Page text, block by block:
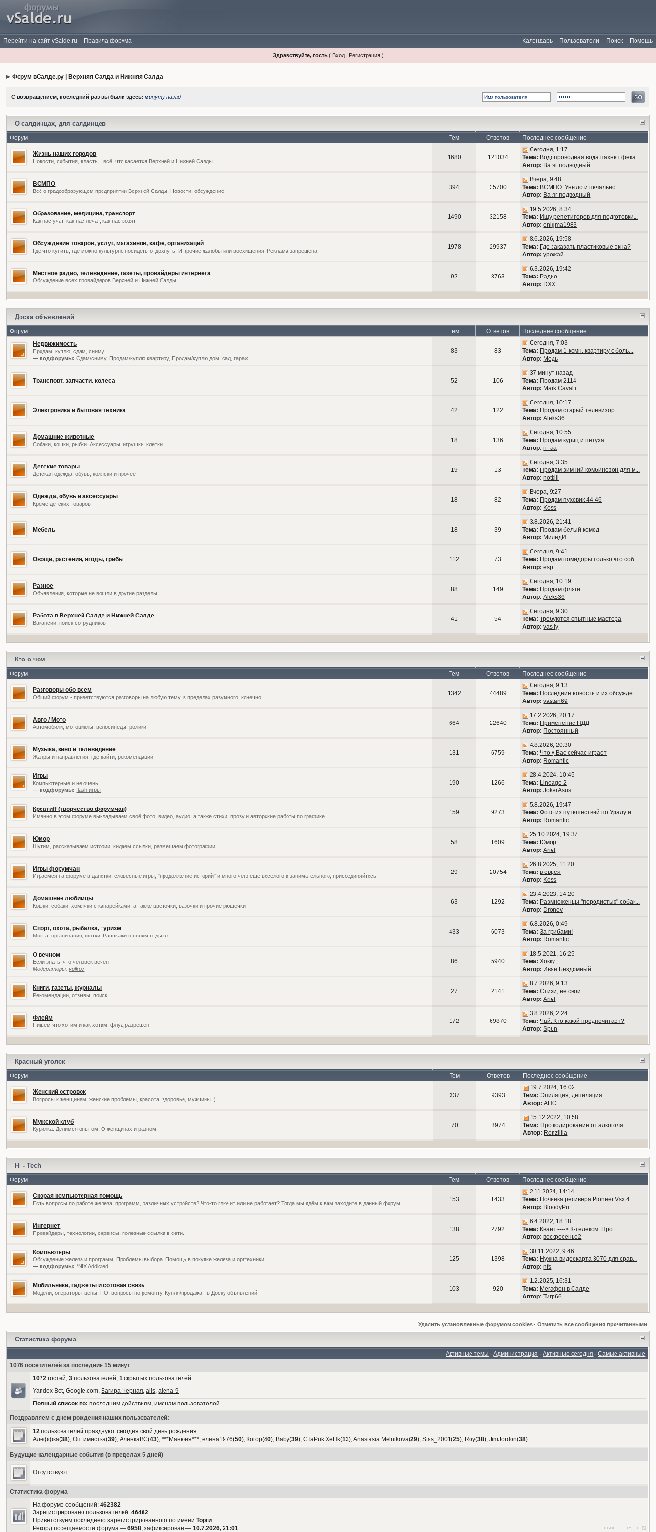
Перейти на сайт vSalde.ru Правила форума Помощь
Поиск
Пользователи
Календарь
Здравствуйте, гость( Вход| Регистрация)
Форум вСалде.ру | Верхняя Салда и Нижняя Салда
С возвращением, последний раз вы были здесь:минуту назад
О салдинцах, для салдинцев
Форум Тем Ответов Последнее сообщение
Жизнь наших городов
Новости, события, власть... всё, что касается Верхней и Нижней Салды
1680 121034
Сегодня, 1:17
Тема: Водопроводная вода пахнет фека...
Автор: Ва яг подводный
ВСМПО
Всё о градообразующем предприятии Верхней Салды. Новости, обсуждение
394 35700
Вчера, 9:48
Тема: ВСМПО. Уныло и печально
Автор: Ва яг подводный
Образование, медицина, транспорт
Как нас учат, как нас лечат, как нас возят
1490 32158
19.5.2026, 8:34
Тема: Ищу репетиторов для подготовки...
Автор: enigma1983
Обсуждение товаров, услуг, магазинов, кафе, организаций
Где что купить, где можно культурно посидеть-отдохнуть. И прочие жалобы или восхищения. Реклама запрещена
1978 29937
8.6.2026, 19:58
Тема: Где заказать пластиковые окна?
Автор: урожай
Местное радио, телевидение, газеты, провайдеры интернета
Обсуждение всех провайдеров Верхней и Нижней Салды
92 8763
6.3.2026, 19:42
Тема: Радио
Автор: DXX
Доска объявлений
Форум Тем Ответов
Последнее сообщение
Недвижимость
Продам, куплю, сдам, сниму
— подфорумы: Сдам/сниму, Продам/куплю квартиру, Продам/куплю дом, сад, гараж
83 83
Сегодня, 7:03
Тема: Продам 1-комн. квартиру с боль...
Автор: Медь
Транспорт, запчасти, колеса 52 106
37 минут назад
Тема: Продам 2114
Автор: Mark Cavalli
Электроника и бытовая техника 42 122
Сегодня, 10:17
Тема: Продам старый телевизор
Автор: Aleks36
Домашние животные
Собаки, кошки, рыбки. Аксессуары, игрушки, клетки
18 136
Сегодня, 10:55
Тема: Продам куриц и петуха
Автор: n_aa
Детские товары
Детская одежда, обувь, коляски и прочее
19 13
Сегодня, 3:35
Тема: Продам зимний комбинезон для м...
Автор: notkill
Одежда, обувь и аксессуары
Кроме детских товаров
18 82
Вчера, 9:27
Тема: Продам пуховик 44-46
Автор: Koss
Мебель 18 39
3.8.2026, 21:41
Тема: Продам белый комод
Автор: МиледИ..
Овощи, растения, ягоды, грибы 112 73
Сегодня, 9:41
Тема: Продам помидоры только что соб...
Автор: esp
Разное
Объявления, которые не вошли в другие разделы
88 149
Сегодня, 10:19
Тема: Продам фляги
Автор: Aleks36
Работа в Верхней Салде и Нижней Салде
Вакансии, поиск сотрудников
41 54
Сегодня, 9:30
Тема: Требуются опытные мастера
Автор: vasily
Кто о чем
Форум Тем Ответов Последнее сообщение
Разговоры обо всем
Общий форум - приветствуются разговоры на любую тему, в пределах разумного, конечно
1342 44489
Сегодня, 9:13
Тема: Последние новости и их обсужде...
Автор: vastan69
Авто / Мото
Автомобили, мотоциклы, велосипеды, ролики
664 22640
17.2.2026, 20:17
Тема: Применение ПДД
Автор: Постоянный
Музыка, кино и телевидение
Жанры и направления, где найти, рекомендации
131 6759
4.8.2026, 20:30
Тема: Что у Вас сейчас играет
Автор: Romantic
Игры
Компьютерные и не очень
— подфорумы: flash игры
190 1266
28.4.2024, 10:45
Тема: Lineage 2
Автор: JokerAsus
Креатиff (творчество форумчан)
Именно в этом форуме выкладываем своё фото, видео, аудио, а также стихи, прозу и авторские работы по графике
159 9273
5.8.2026, 19:47
Тема: Фото из путешествий по Уралу и...
Автор: Romantic
Юмор
Шутим, рассказываем истории, кидаем ссылки, размещаем фотографии
58 1609
25.10.2024, 19:37
Тема: Юмор
Автор: Ariel
Игры форумчан
Играемся на форуме в данетки, словесные игры, "продолжение историй" и много чего ещё веселого и занимательного, присоединяйтесь!
29 20754
26.8.2025, 11:20
Тема: в еврея
Автор: Koss
Домашние любимцы
Кошки, собаки, хомячки с канарейками, а также цветочки, вазочки и прочие рюшечки
63 1292
23.4.2023, 14:20
Тема: Размноженцы "породистых" собак...
Автор: Dronov
Спорт, охота, рыбалка, туризм
Места, организация, фотки. Расскажи о своем отдыхе
433 6073
6.8.2026, 0:49
Тема: За грибами!
Автор: Romantic
О вечном
Если знать, что человек вечен
Модераторы:volkov
86 5940
18.5.2021, 16:25
Тема: Хокку
Автор: Иван Бездомный
Книги, газеты, журналы
Рекомендации, отзывы, поиск
27 2141
8.7.2026, 9:13
Тема: Стихи, не свои
Автор: Ariel
Флейм
Пишем что хотим и как хотим, флуд разрешён
172 69870
3.8.2026, 2:24
Тема: Чай. Кто какой предпочитает?
Автор: Spun
Красный уголок
Форум Тем Ответов Последнее сообщение
Женский островок
Вопросы к женщинам, женские проблемы, красота, здоровье, мужчины :)
337 9393
19.7.2024, 16:02
Тема: Эпиляция, депиляция
Автор: АНС
Мужской клуб
Курилка. Делимся опытом. О женщинах и разном.
70 3974
15.12.2022, 10:58
Тема: Про кодирование от алкоголя
Автор: Renzillia
Hi - Tech
Форум Тем Ответов Последнее сообщение
Скорая компьютерная помощь
Есть вопросы по работе железа, программ, различных устройств? Что-то глючит или не работает? Тогдамы идём к вамзаходите в данный форум.
153 1433
2.11.2024, 14:14
Тема: Починка ресивера Pioneer Vsx 4...
Автор: BloodyPu
Интернет
Провайдеры, технологии, сервисы, полезные ссылки в сети.
138 2792
6.4.2022, 18:18
Тема: Квант ----> К-телеком. Про...
Автор: воскресенье2
Компьютеры
Обсуждение железа и программ. Проблемы выбора. Помощь в покупке железа и оргтехники.
— подфорумы: *NIX Addicted
125 1398
30.11.2022, 9:46
Тема: Нужна видеокарта 3070 для срав...
Автор: nfs
Мобильники, гаджеты и сотовая связь
Модели, операторы, цены, ПО, вопросы по ремонту. Купля/продажа - в Доску объявлений
103 920
1.2.2025, 16:31
Тема: Мегафон в Салде
Автор: Тигр66
Удалить установленные форумом cookies· Отметить все сообщения прочитанными
Статистика форума
Активные темы ·Администрация ·Активные сегодня ·Самые активные
1076 посетителей за последние 15 минут
1072 гостей,3 пользователей,1 скрытых пользователей
Yandex Bot, Google.com, Багира Черная,alis,alena-9
Полный список по: последним действиям,именам пользователей
Поздравляем с днем рождения наших пользователей:
12 пользователей празднуют сегодня свой день рождения
Алеффка(38),Оптимистка(39),АлёнкаВС(43),***Манюня***,елена1976(50), Когор(40), Baby(39),CTaPuk XeHk(13),Anastasia Melnikova(29),Stas_2001(25), Roy(38),JimJordon(38)
Будущие календарные события (в пределах 5 дней)
Отсутствуют
Статистика форума
На форуме сообщений:462382
Зарегистрировано пользователей:46482
Приветствуем последнего зарегистрированного по имениТорги
Рекорд посещаемости форума —6958, зафиксирован —10.7.2026, 21:01